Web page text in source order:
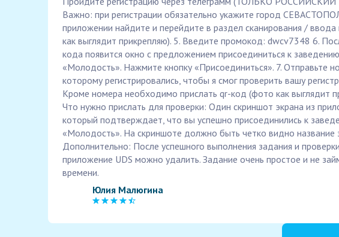
Важно: при регистрации обязательно укажите город
приложении найдите и перейдите в раздел сканирования /
как выглядит прикрепляю). 5. Введите промокод: dwcv7348 6.
кода появится окно с предложением присоединиться к заведению
«Молодость». Нажмите кнопку «Присоединиться». 7. Отправьте
которому регистрировались, чтобы я смог проверить вашу
Кроме номера необходимо прислать qr-код (фото как выглядит
Что нужно прислать для проверки: Один скриншот экрана из
который подтверждает, что вы успешно присоединились к
«Молодость». На скриншоте должно быть четко видно название
Дополнительно: После успешного выполнения задания и
приложение UDS можно удалить. Задание очень простое и не
времени.
Юлия Малюгина